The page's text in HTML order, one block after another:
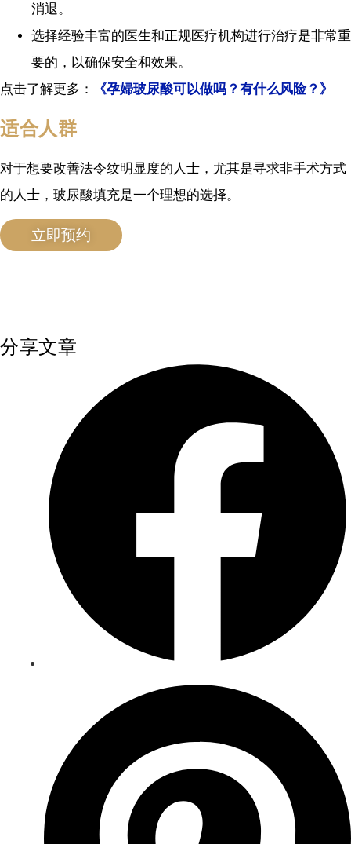
消退。
选择经验丰富的医生和正规医疗机构进行治疗是非常重
要的，以确保安全和效果。
点击了解更多：
《孕婦玻尿酸可以做吗？有什么风险？》
适合人群
对于想要改善法令纹明显度的人士，尤其是寻求非手术方式
的人士，玻尿酸填充是一个理想的选择。
立即预约
分享文章